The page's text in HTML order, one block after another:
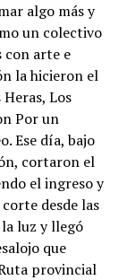
algo más y
un colectivo
con arte e
la hicieron el
Los
Por un
Ese día, bajo
cortaron el
el ingreso y
desde las
la luz y llegó
que
provincial